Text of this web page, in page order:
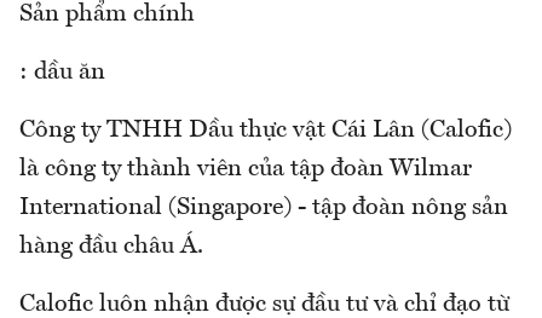
Sản phẩm chính
: dầu ăn
Công ty TNHH Dầu thực vật Cái Lân (Calofic)
là công ty thành viên của tập đoàn Wilmar
International (Singapore) - tập đoàn nông sản
hàng đầu châu Á.
Calofic luôn nhận được sự đầu tư và chỉ đạo từ